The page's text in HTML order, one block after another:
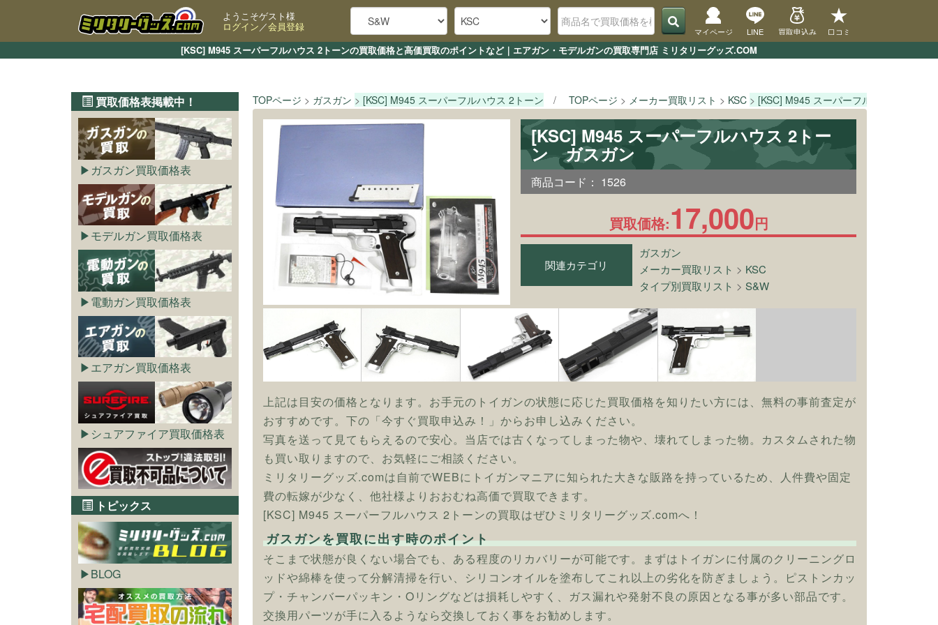
[KSC] M945 スーパーフルハウス 2トーンの買取価格と高価買取のポイントなど｜エアガン・モデルガンの買取専門店 ミリタリーグッズ.COM
ようこそゲスト様
ログイン／会員登録 マイページ LINE 買取申込み 口コミ
TOPページ ガスガン [KSC] M945 スーパーフルハウス 2トーン TOPページ メーカー買取リスト KSC [KSC] M945 スーパーフルハウス 2トーン
[KSC] M945 スーパーフルハウス 2トー
ン ガスガン
商品コード： 1526
買取価格:17,000円
関連カテゴリ
ガスガン
メーカー買取リスト > KSC
タイプ別買取リスト >S&W
上記は目安の価格となります。お手元のトイガンの状態に応じた買取価格を知りたい方には、無料の事前査定が
おすすめです。下の「今すぐ買取申込み！」からお申し込みください。
写真を送って見てもらえるので安心。当店では古くなってしまった物や、壊れてしまった物。カスタムされた物
も買い取りますので、お気軽にご相談ください。
ミリタリーグッズ.comは自前でWEBにトイガンマニアに知られた大きな販路を持っているため、人件費や固定
費の転嫁が少なく、他社様よりおおむね高価で買取できます。
[KSC] M945 スーパーフルハウス 2トーンの買取はぜひミリタリーグッズ.comへ！
ガスガンを買取に出す時のポイント
そこまで状態が良くない場合でも、ある程度のリカバリーが可能です。まずはトイガンに付属のクリーニングロ
ッドや綿棒を使って分解清掃を行い、シリコンオイルを塗布してこれ以上の劣化を防ぎましょう。ピストンカッ
プ・チャンバーパッキン・Oリングなどは損耗しやすく、ガス漏れや発射不良の原因となる事が多い部品です。
交換用パーツが手に入るようなら交換しておく事をお勧めします。
買取価格表掲載中！
ガスガン買取価格表
モデルガン買取価格表
電動ガン買取価格表
エアガン買取価格表
シュアファイア買取価格表
トピックス
BLOG